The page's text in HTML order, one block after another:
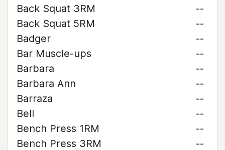
Back Squat 3RM
--
Back Squat 5RM
--
Badger
--
Bar Muscle-ups
--
Barbara
--
Barbara Ann
--
Barraza
--
Bell
--
Bench Press 1RM
--
Bench Press 3RM
--